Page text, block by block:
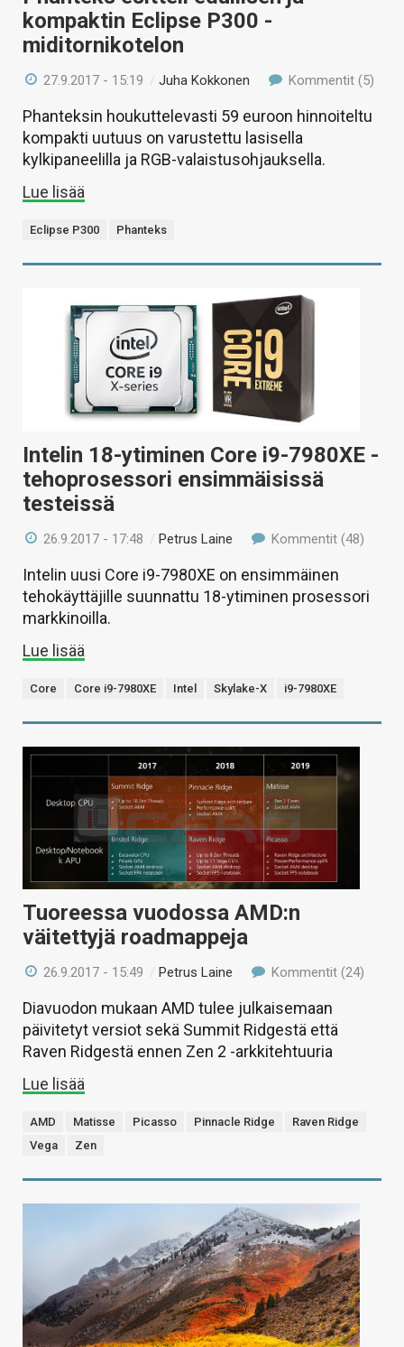
kompaktin Eclipse P300 -
miditornikotelon
27.9.2017 - 15:19 /Juha Kokkonen Kommentit (5)
Phanteksin houkuttelevasti 59 euroon hinnoiteltu
kompakti uutuus on varustettu lasisella
kylkipaneelilla ja RGB-valaistusohjauksella.
Lue lisää
Eclipse P300 Phanteks
Intelin 18-ytiminen Core i9-7980XE -
tehoprosessori ensimmäisissä
testeissä
26.9.2017 - 17:48 /Petrus Laine Kommentit (48)
Intelin uusi Core i9-7980XE on ensimmäinen
tehokäyttäjille suunnattu 18-ytiminen prosessori
markkinoilla.
Lue lisää
Core Core i9-7980XE Intel Skylake-X i9-7980XE
Tuoreessa vuodossa AMD:n
väitettyjä roadmappeja
26.9.2017 - 15:49 /Petrus Laine Kommentit (24)
Diavuodon mukaan AMD tulee julkaisemaan
päivitetyt versiot sekä Summit Ridgestä että
Raven Ridgestä ennen Zen 2 -arkkitehtuuria
Lue lisää
AMD Matisse Picasso Pinnacle Ridge
Raven Ridge
Vega
Zen